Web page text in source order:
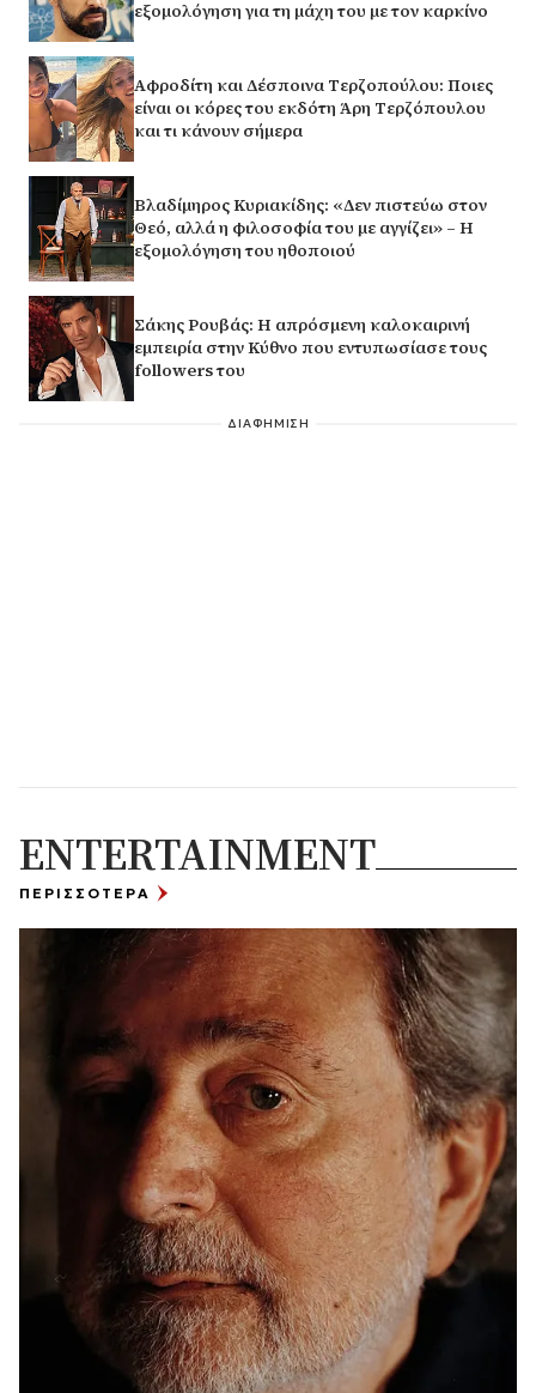
εξομολόγηση για τη μάχη του με τον καρκίνο
Αφροδίτη και Δέσποινα Τερζοπούλου: Ποιες
είναι οι κόρες του εκδότη Άρη Τερζόπουλου
και τι κάνουν σήμερα
Βλαδίμηρος Κυριακίδης: «Δεν πιστεύω στον
Θεό, αλλά η φιλοσοφία του με αγγίζει» – Η
εξομολόγηση του ηθοποιού
Σάκης Ρουβάς: Η απρόσμενη καλοκαιρινή
εμπειρία στην Κύθνο που εντυπωσίασε τους
followers του
ΔΙΑΦΗΜΙΣΗ
ENTERTAINMENT
ΠΕΡΙΣΣΟΤΕΡΑ